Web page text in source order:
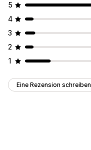
5
4
3
2
1
Eine Rezension schreiben